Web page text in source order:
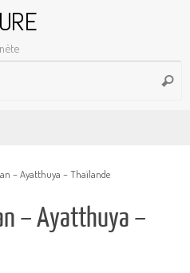
– Ayatthuya – Thaïlande
– Ayatthuya –